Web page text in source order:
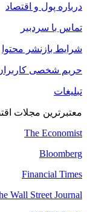
درباره پول و اقتصاد
تماس با سردبیر
شرایط بازنشر محتوا
حریم شخصی
تبلیغات
معتبرترین مجلات
The Economist
Bloomberg
Financial Times
Wall Street Journal